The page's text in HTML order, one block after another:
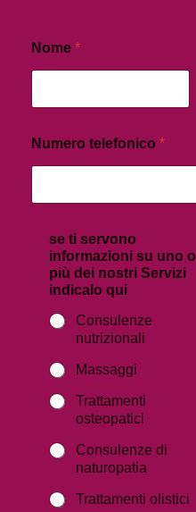
Nome *
Numero telefonico *
se ti servono
informazioni su uno o
più dei nostri Servizi
indicalo qui
Consulenze
nutrizionali
Massaggi
Trattamenti
osteopatici
Consulenze di
naturopatia
Trattamenti olistici